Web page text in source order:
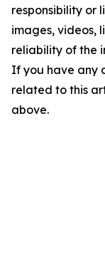
responsibility or
images, videos,
reliability of the
If you have any
related to this
above.